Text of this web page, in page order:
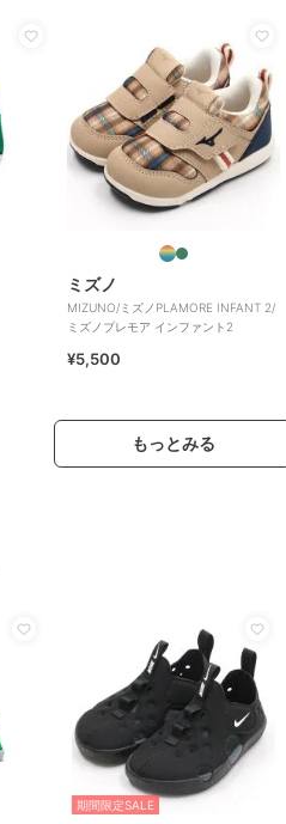
ミズノ
MIZUNO/ミズノPLAMORE INFANT 2/
ミズノプレモア インファント2
¥5,500
もっとみる
期間限定SALE